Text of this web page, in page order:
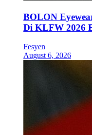
BOLON
Di KLFW 2026
Fesyen
August 6, 2026